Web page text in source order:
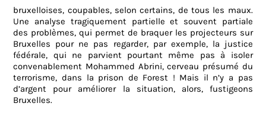
bruxelloises, coupables, selon certains, de tous les maux.
Une analyse tragiquement partielle et souvent partiale
des problèmes, qui permet de braquer les projecteurs sur
Bruxelles pour ne pas regarder, par exemple, la justice
fédérale, qui ne parvient pourtant même pas à isoler
convenablement Mohammed Abrini, cerveau présumé du
terrorisme, dans la prison de Forest ! Mais il n’y a pas
d’argent pour améliorer la situation, alors, fustigeons
Bruxelles.